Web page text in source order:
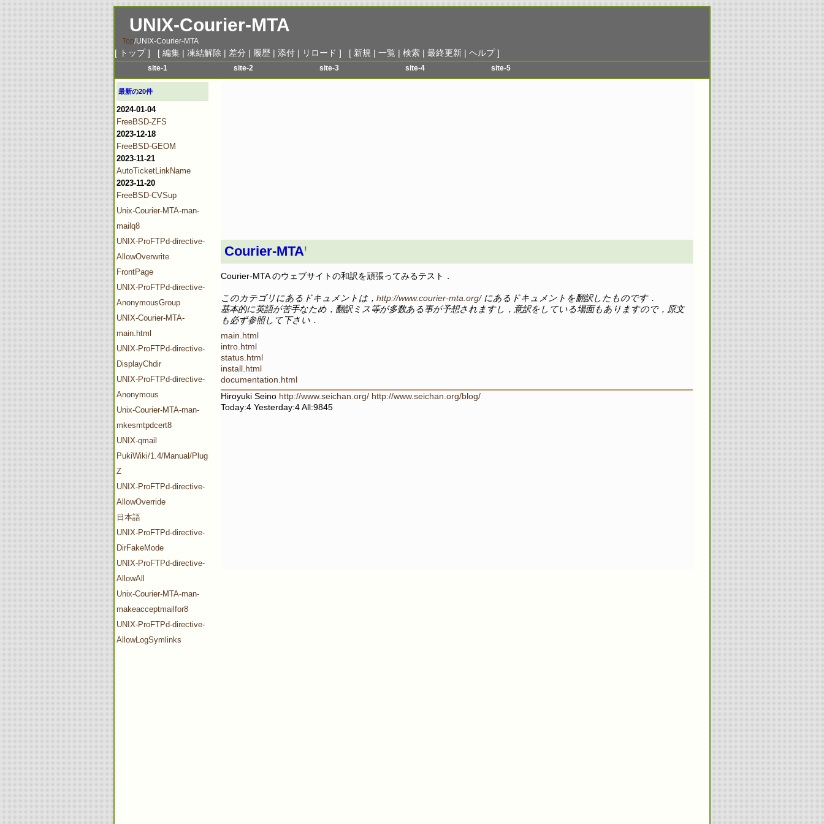
UNIX-Courier-MTA
Top/UNIX-Courier-MTA
[ トップ] [ 編集 | 凍結解除 | 差分 | 履歴 | 添付 | リロード ] [ 新規 | 一覧 | 検索 | 最終更新 | ヘルプ]
site-1
menu-1
menu-2
menu-3
menu-5
menu-6
site-2
menu-1
site-3
site-4
site-5
最新の20件
2024-01-04
FreeBSD-ZFS
2023-12-18
FreeBSD-GEOM
2023-11-21
AutoTicketLinkName
2023-11-20
FreeBSD-CVSup
Unix-Courier-MTA-man-
mailq8
UNIX-ProFTPd-directive-
AllowOverwrite
FrontPage
UNIX-ProFTPd-directive-
AnonymousGroup
UNIX-Courier-MTA-
main.html
UNIX-ProFTPd-directive-
DisplayChdir
UNIX-ProFTPd-directive-
Anonymous
Unix-Courier-MTA-man-
mkesmtpdcert8
UNIX-qmail
PukiWiki/1.4/Manual/Plugin/V-
Z
UNIX-ProFTPd-directive-
AllowOverride
日本語
UNIX-ProFTPd-directive-
DirFakeMode
UNIX-ProFTPd-directive-
AllowAll
Unix-Courier-MTA-man-
makeacceptmailfor8
UNIX-ProFTPd-directive-
AllowLogSymlinks
Courier-MTA†
Courier-MTA のウェブサイトの和訳を頑張ってみるテスト．
このカテゴリにあるドキュメントは， http://www.courier-mta.org/にあるドキュメントを翻訳したものです．
基本的に英語が苦手なため，翻訳ミス等が多数ある事が予想されますし，意訳をしている場面もありますので，原文
も必ず参照して下さい．
main.html
intro.html
status.html
install.html
documentation.html
Hiroyuki Seino http://www.seichan.org/ http://www.seichan.org/blog/
Today:4 Yesterday:4 All:9845